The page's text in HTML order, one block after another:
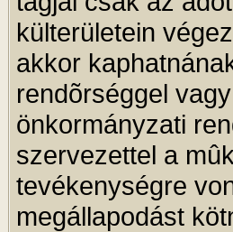
külterületein
akkor
rendõrséggel
önkormányzati
szervezettel a
tevékenységre
megállapodást